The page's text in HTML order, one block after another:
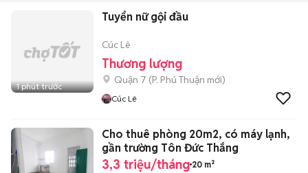
1 phút trước
Tuyển nữ gội đầu
Cúc Lê
Thương lượng
Quận 7 (P. Phú Thuận mới)
Cúc Lê
Cho thuê phòng 20m2, có máy lạnh,
gần trường Tôn Đức Thắng
3,3 triệu/tháng 20 m²